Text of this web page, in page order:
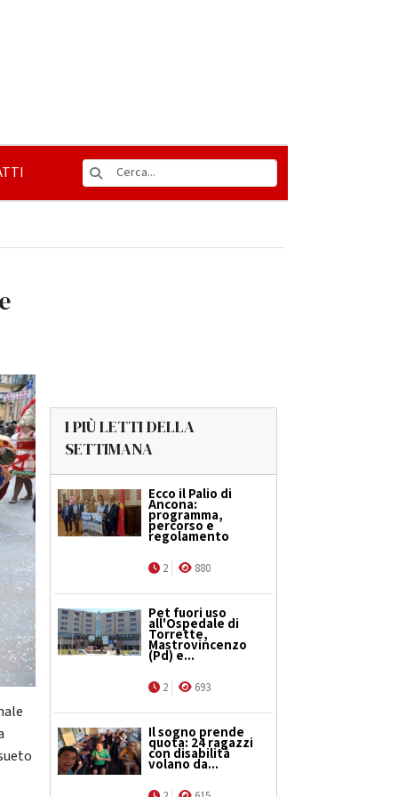
I PIÙ LETTI DELLA
SETTIMANA
Ecco il Palio di
Ancona:
programma,
percorso e
regolamento
2 880
Pet fuori uso
all'Ospedale di
Torrette,
Mastrovincenzo
(Pd) e...
2 693
Il sogno prende
quota: 24 ragazzi
con disabilità
volano da...